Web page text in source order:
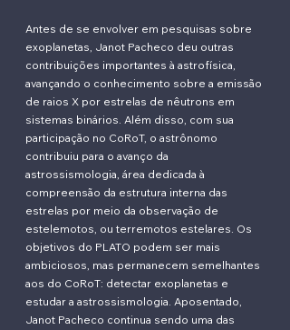
Antes de se envolver em pesquisas sobre
exoplanetas, Janot Pacheco deu outras
contribuições importantes à astrofísica,
avançando o conhecimento sobre a emissão
de raios X por estrelas de nêutrons em
sistemas binários. Além disso, com sua
participação no CoRoT, o astrônomo
contribuiu para o avanço da
astrossismologia, área dedicada à
compreensão da estrutura interna das
estrelas por meio da observação de
estelemotos, ou terremotos estelares. Os
objetivos do PLATO podem ser mais
ambiciosos, mas permanecem semelhantes
aos do CoRoT: detectar exoplanetas e
estudar a astrossismologia. Aposentado,
Janot Pacheco continua sendo uma das